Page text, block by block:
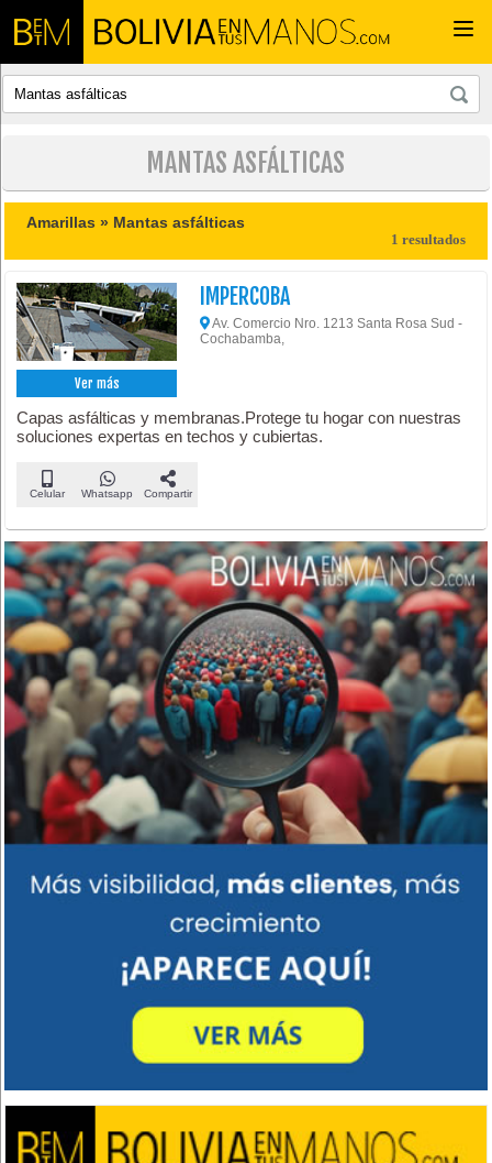
MANTAS ASFÁLTICAS
Amarillas » Mantas asfálticas
1 resultados
Ver más
IMPERCOBA
Av. Comercio Nro. 1213 Santa Rosa Sud -
Cochabamba,
Capas asfálticas y membranas.Protege tu hogar con nuestras
soluciones expertas en techos y cubiertas.
Celular Whatsapp Compartir